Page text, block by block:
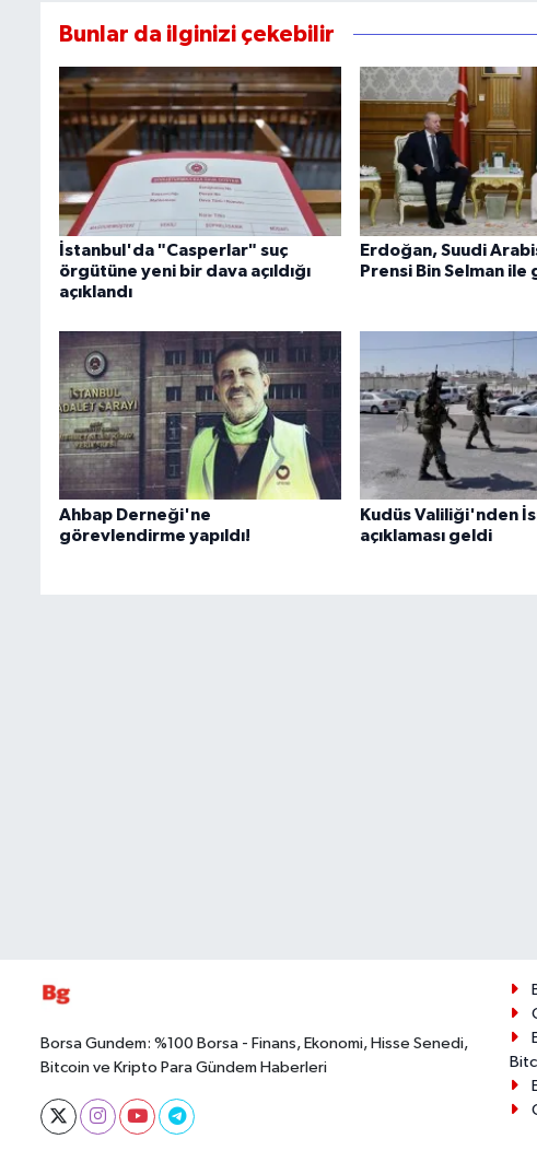
Bunlar da ilginizi çekebilir
İstanbul'da "Casperlar" suç
örgütüne yeni bir dava açıldığı
açıklandı
Erdoğan, Suudi
Prensi Bin Selman ile
Ahbap Derneği'ne
görevlendirme yapıldı!
Kudüs Valiliği'nden
açıklaması geldi
Borsa Gundem: %100 Borsa - Finans, Ekonomi, Hisse Senedi,
Bitcoin ve Kripto Para Gündem Haberleri